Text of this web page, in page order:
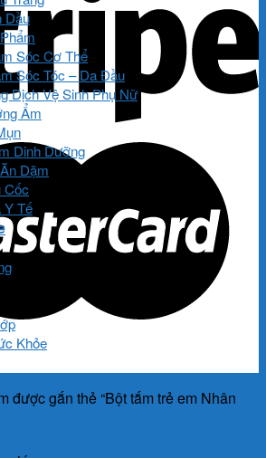
Dầu
Sóc Cơ Thể
Sóc Tóc – Da Đầu
Dịch Vệ Sinh Phụ Nữ
Ẩm
Dinh Dưỡng
Dặm
Cốc
Y Tế
Khỏe
được gắn thẻ “Bột tắm trẻ em Nhân